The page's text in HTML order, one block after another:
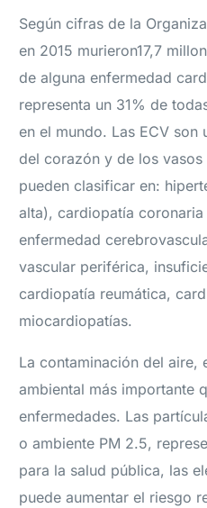
Según cifras de la
en 2015 murieron17,7
de alguna enfermedad
representa un 31% de
en el mundo. Las ECV
del corazón y de los vasos
pueden clasificar en:
alta), cardiopatía
enfermedad
vascular periférica,
cardiopatía reumática,
miocardiopatías.
La contaminación del aire,
ambiental más importante
enfermedades. Las
o ambiente PM 2.5,
para la salud pública, las
puede aumentar el riesgo